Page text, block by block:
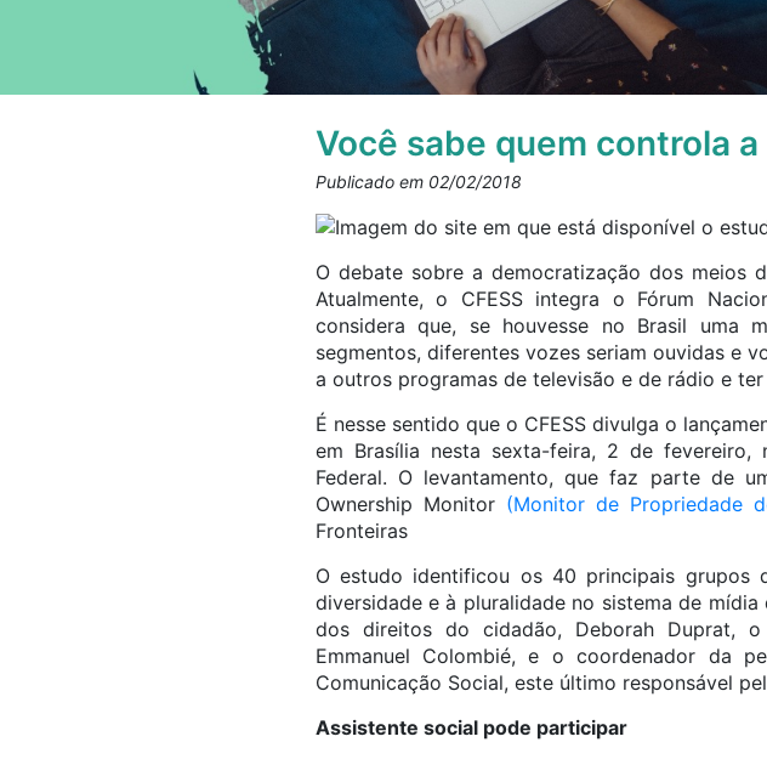
Você sabe quem controla
Publicado em 02/02/2018
O debate sobre a democratização dos meios
Atualmente, o CFESS integra o Fórum
considera que, se houvesse no Brasil uma
segmentos, diferentes vozes seriam ouvidas e
a outros programas de televisão e de rádio e
É nesse sentido que o CFESS divulga o
em Brasília nesta sexta-feira, 2 de
Federal. O levantamento, que faz parte de
Ownership Monitor (Monitor de Propriedade
Fronteiras
O estudo identificou os 40 principais grupos
diversidade e à pluralidade no sistema de
dos direitos do cidadão, Deborah Duprat,
Emmanuel Colombié, e o coordenador da
Comunicação Social, este último responsável
Assistente social pode participar